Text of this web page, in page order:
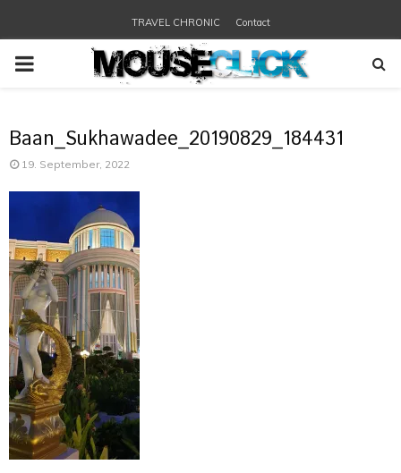
TRAVEL CHRONIC Contact
PRIMARY
Baan_Sukhawadee_20190829_184431
19. September, 2022